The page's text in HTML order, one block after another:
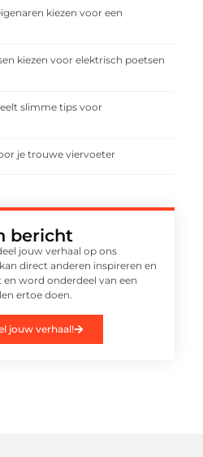
kiezen voor een
kiezen voor elektrisch poetsen
slimme tips voor
je trouwe viervoeter
bericht
jouw verhaal op ons
direct anderen inspireren en
word onderdeel van een
ertoe doen.
jouw verhaal!